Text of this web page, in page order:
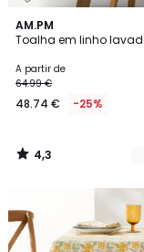
AM.PM
Toalha em linho
A partir de
64.99 €
48.74 € -25%
4,3
/ 5
8
Cores
4,3
/